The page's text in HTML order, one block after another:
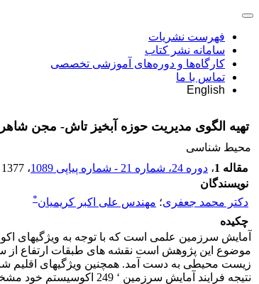
فهرست نشریات
سامانه نشر کتاب
کارگاه‌ها و دوره‌های آموزشی تخصصی
تماس با ما
English
تهیه الگوی مدیریت حوزه آبخیز تاش- مجن
محیط شناسی
مقاله 1
، دوره 24، شماره 21 - شماره پیاپی 1089 ، 1377
نویسندگان
دکتر محمد جعفری؛ مهندس علی اکبر کریمیان*
چکیده
موضوع این پژوهش است نقشه های طبقات ارتفاع از
زیست محیطی به دست آمد. همچنین ویژگیهای اقلیم
نتیجه فرایند آمایش سرزمین ‘ 249 اکوسیستم خود مشخص گردید.